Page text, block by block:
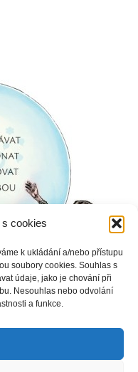
cookies
k ukládání a/nebo přístupu
soubory cookies. Souhlas s
údaje, jako je chování při
Nesouhlas nebo odvolání
a funkce.